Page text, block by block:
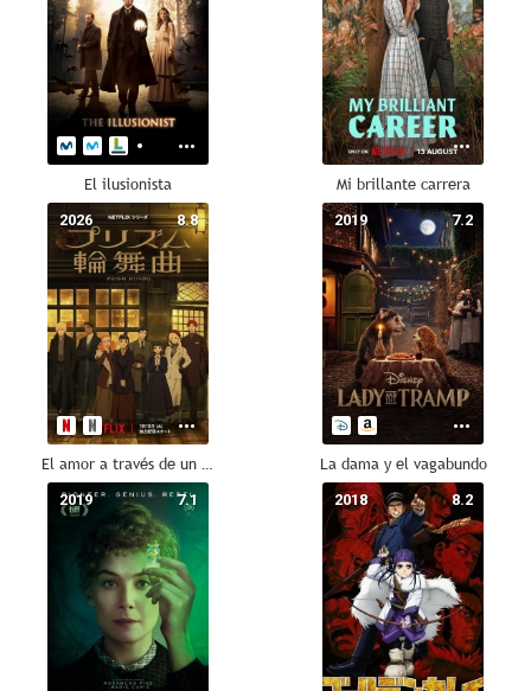
El ilusionista Mi brillante carrera
8.8
2026
El amor a través de un prisma
7.2
2019
La dama y el vagabundo
7.1
2019 8.2
2018